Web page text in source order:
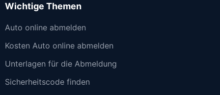
Wichtige Themen
Auto online abmelden
Kosten Auto online abmelden
Unterlagen für die Abmeldung
Sicherheitscode finden